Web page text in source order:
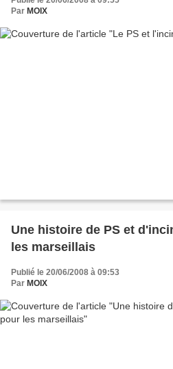
Par MOIX
Une histoire de PS et
les marseillais
Publié le 20/06/2008 à 09:53
Par MOIX